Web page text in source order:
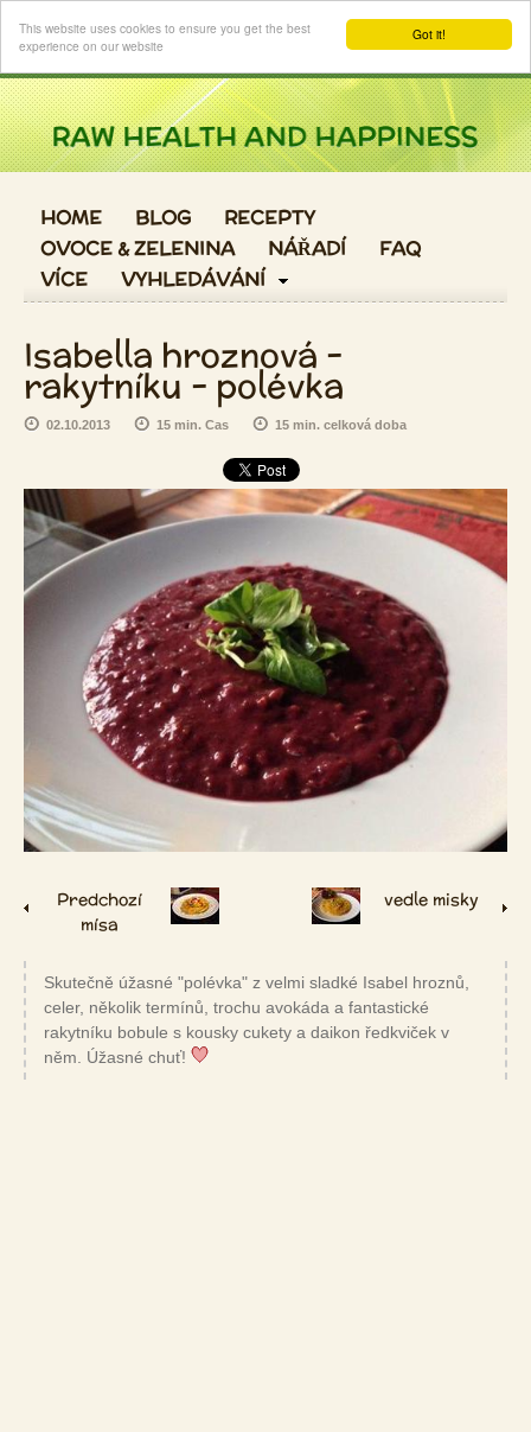
Got it!
This website uses cookies to ensure you get the best
experience on our website
Login
HOME BLOG
RECEPTY
OVOCE & ZELENINA
NÁŘADÍ
FAQ
VÍCE
VYHLEDÁVÁNÍ
Isabella hroznová -
rakytníku - polévka
02.10.2013 15 min. Cas 15 min. celková doba
Predchozí
mísa
vedle misky
Skutečně úžasné "polévka" z velmi sladké Isabel hroznů,
celer, několik termínů, trochu avokáda a fantastické
rakytníku bobule s kousky cukety a daikon ředkviček v
něm. Úžasné chuť!